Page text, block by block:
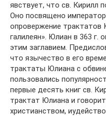
явствует, что св. Кирилл
Оно посвящено
опровержение трактатов
галилеян». Юлиан в 363 г.
этим заглавием.
что язычество в его
трактаты Юлиана с
пользовались
первые десять книг св.
трактат Юлиана и
христианством,